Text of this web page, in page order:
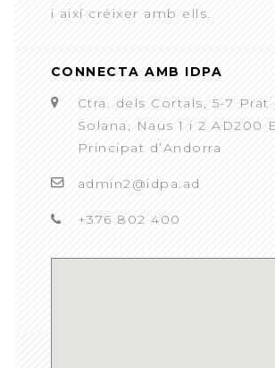
i així créixer amb ells.
CONNECTA AMB IDPA
Ctra. dels Cortals, 5-7 Prat
Solana, Naus 1 i 2 AD200
Principat d’Andorra
admin2@idpa.ad
+376 802 400